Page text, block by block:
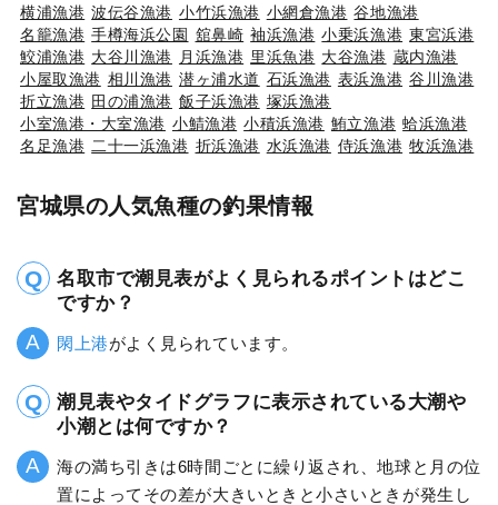
横浦漁港 波伝谷漁港 小竹浜漁港 小網倉漁港 谷地漁港
名籠漁港 手樽海浜公園 舘鼻崎 袖浜漁港 小乗浜漁港 東宮浜港
鮫浦漁港 大谷川漁港 月浜漁港 里浜魚港 大谷漁港 蔵内漁港
小屋取漁港 相川漁港 潜ヶ浦水道 石浜漁港 表浜漁港 谷川漁港
折立漁港 田の浦漁港 飯子浜漁港 塚浜漁港
小室漁港・大室漁港 小鯖漁港 小積浜漁港 鮪立漁港 蛤浜漁港
名足漁港 二十一浜漁港 折浜漁港 水浜漁港 侍浜漁港 牧浜漁港
宮城県の人気魚種の釣果情報
名取市で潮見表がよく見られるポイントはどこ
ですか？
閖上港がよく見られています。
潮見表やタイドグラフに表示されている大潮や
小潮とは何ですか？
海の満ち引きは6時間ごとに繰り返され、地球と月の位
置によってその差が大きいときと小さいときが発生し